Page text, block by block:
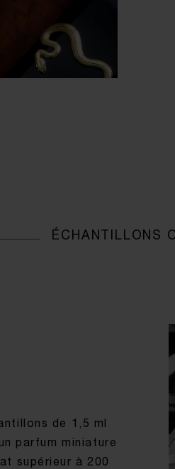
ÉCHANTILLONS
de 1,5 ml
parfum miniature
supérieur à 200